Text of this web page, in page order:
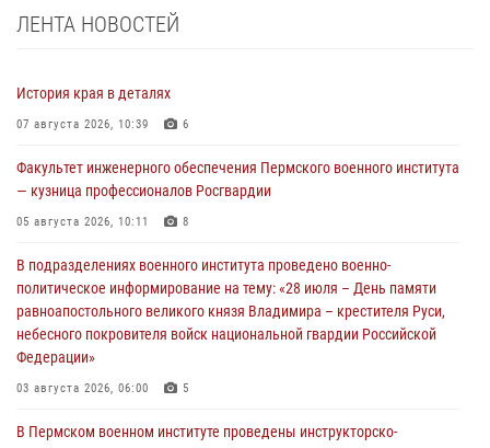
ЛЕНТА НОВОСТЕЙ
История края в деталях
07 августа 2026, 10:39 6
Факультет инженерного обеспечения Пермского военного института
— кузница профессионалов Росгвардии
05 августа 2026, 10:11 8
В подразделениях военного института проведено военно-
политическое информирование на тему: «28 июля – День памяти
равноапостольного великого князя Владимира – крестителя Руси,
небесного покровителя войск национальной гвардии Российской
Федерации»
03 августа 2026, 06:00 5
В Пермском военном институте проведены инструкторско-